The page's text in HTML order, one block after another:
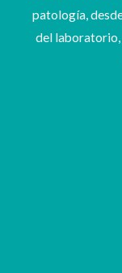
patología,
del laboratorio,